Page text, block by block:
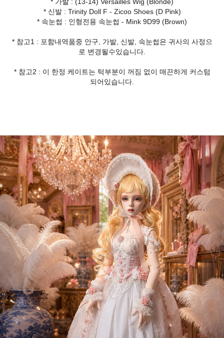
* 가발 : (13-14) Versailles Wig (Blonde)
* 신발 : Trinity Doll F - Zicoo Shoes (D Pink)
* 속눈썹 : 인형전용 속눈썹 - Mink 9D99 (Brown)
* 참고1 : 포함내역품중 안구, 가발, 신발, 속눈썹은 귀사의 사정으
로 변경될수있습니다.
* 참고2 : 이 한정 케이트는 턱부분이 꺼짐 없이 매끈하게 커스텀
되어있습니다.